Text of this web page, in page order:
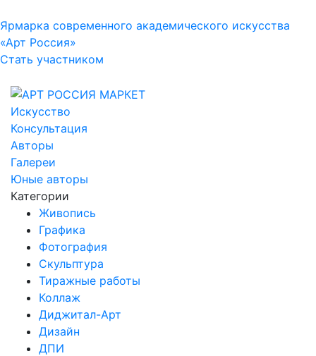
Ярмарка современного академического искусства
«Арт Россия»
Стать участником
Искусство
Консультация
Авторы
Галереи
Юные авторы
Категории
Живопись
Графика
Фотография
Скульптура
Тиражные работы
Коллаж
Диджитал-Арт
Дизайн
ДПИ